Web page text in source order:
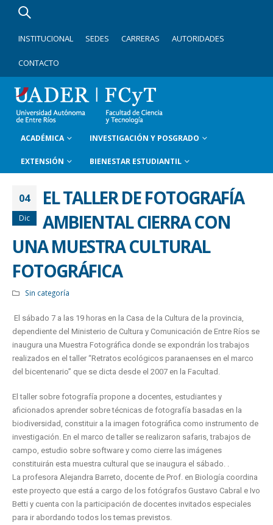
INSTITUCIONAL SEDES CARRERAS AUTORIDADES
CONTACTO
ACADÉMICA INVESTIGACIÓN Y POSGRADO
EXTENSIÓN BIENESTAR ESTUDIANTIL
04
Dic
EL TALLER DE FOTOGRAFÍA
AMBIENTAL CIERRA CON
UNA MUESTRA CULTURAL
FOTOGRÁFICA
Sin categoría
El sábado 7 a las 19 horas en la Casa de la Cultura de la provincia,
dependiente del Ministerio de Cultura y Comunicación de Entre Ríos se
inaugura una Muestra Fotográfica donde se expondrán los trabajos
realizados en el taller “Retratos ecológicos paranaenses en el marco
del bicentenario” que se dicta desde el 2007 en la Facultad.
El taller sobre fotografía propone a docentes, estudiantes y
aficionados aprender sobre técnicas de fotografía basadas en la
biodiversidad, constituir a la imagen fotográfica como instrumento de
investigación. En el marco de taller se realizaron safaris, trabajos de
campo, estudio sobre software y como cierre las imágenes
constituirán esta muestra cultural que se inaugura el sábado. .
La profesora Alejandra Barreto, docente de Prof. en Biología coordina
este proyecto que está a cargo de los fotógrafos Gustavo Cabral e Ivo
Betti y cuenta con la participación de docentes invitados especiales
para ir abordando todos los temas previstos.